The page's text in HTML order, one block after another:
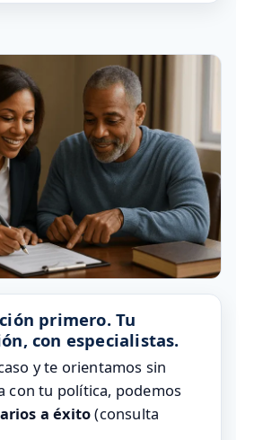
primero. Tu
con especialistas.
y te orientamos sin
con tu política, podemos
a éxito(consulta